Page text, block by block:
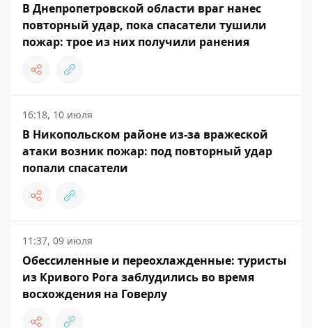
В Днепропетровской области враг нанес
повторный удар, пока спасатели тушили
пожар: трое из них получили ранения
16:18, 10 июля
В Никопольском районе из-за вражеской
атаки возник пожар: под повторный удар
попали спасатели
11:37, 09 июля
Обессиленные и переохлажденные: туристы
из Кривого Рога заблудились во время
восхождения на Говерлу